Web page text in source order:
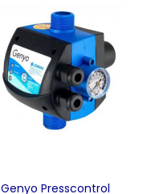
Genyo Presscontrol